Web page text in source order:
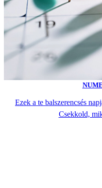
Ezek a te balszerencsés
Csekkold,